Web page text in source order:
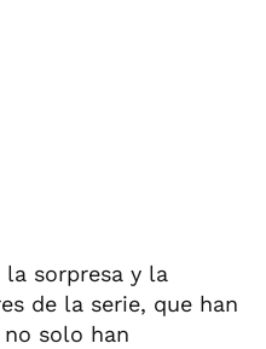
sorpresa y la
de la serie, que han
solo han